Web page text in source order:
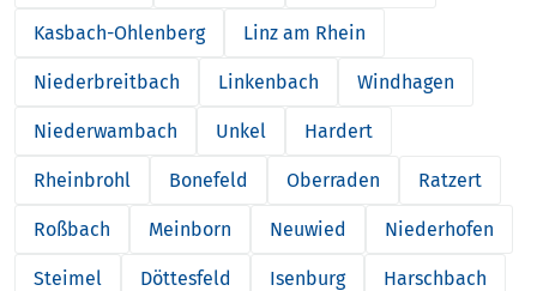
Kasbach-Ohlenberg Linz am Rhein
Niederbreitbach Linkenbach Windhagen
Niederwambach Unkel Hardert
Rheinbrohl Bonefeld Oberraden Ratzert
Roßbach Meinborn Neuwied Niederhofen
Steimel Döttesfeld Isenburg Harschbach